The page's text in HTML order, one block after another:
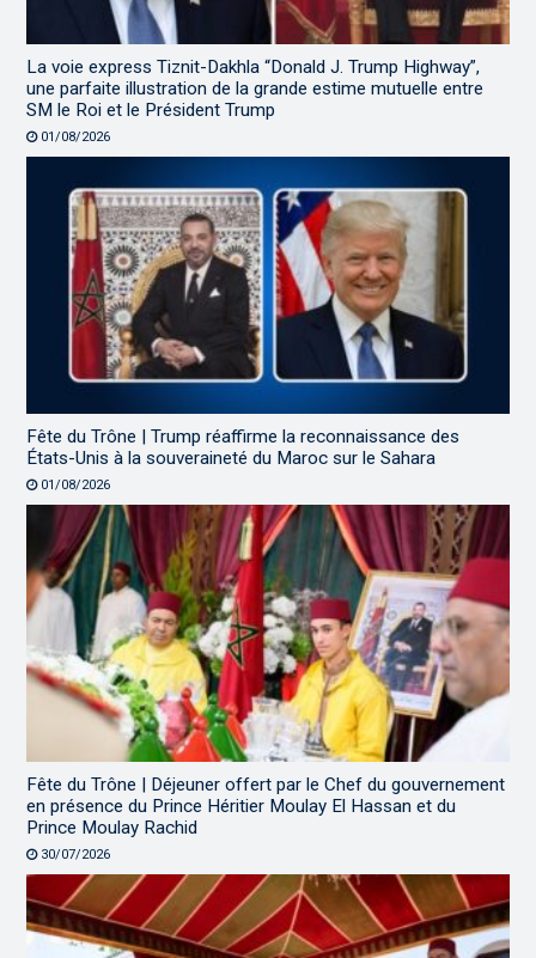
La voie express Tiznit-Dakhla “Donald J. Trump Highway”,
une parfaite illustration de la grande estime mutuelle entre
SM le Roi et le Président Trump
01/08/2026
Fête du Trône | Trump réaffirme la reconnaissance des
États-Unis à la souveraineté du Maroc sur le Sahara
01/08/2026
Fête du Trône | Déjeuner offert par le Chef du gouvernement
en présence du Prince Héritier Moulay El Hassan et du
Prince Moulay Rachid
30/07/2026